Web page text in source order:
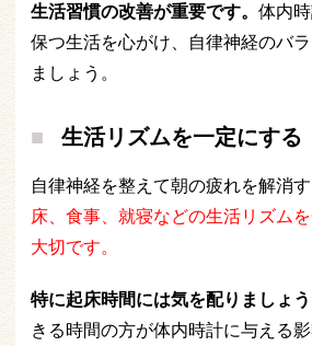
生活習慣の改善が重要です。 体内
保つ生活を心がけ、自律神経のバ
ましょう。
生活リズムを一定にする
自律神経を整えて朝の疲れを解消す
床、食事、就寝などの生活リズム
大切です。
特に起床時間には気を配りましょう
きる時間の方が体内時計に与える影